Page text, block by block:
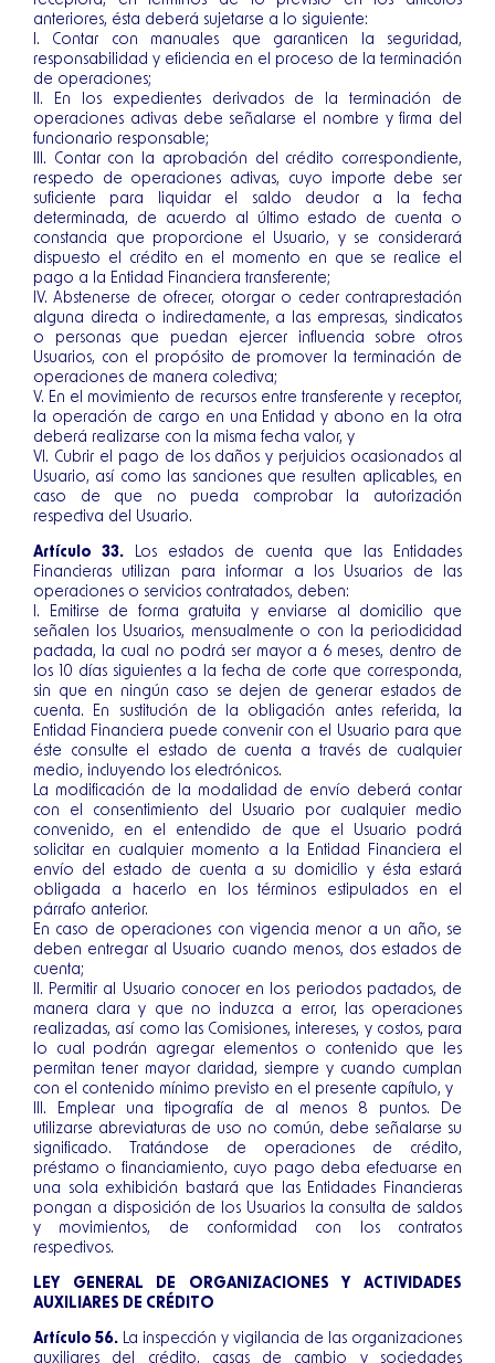
anteriores, ésta deberá sujetarse a lo siguiente:
I. Contar con manuales que garanticen la seguridad,
responsabilidad y eficiencia en el proceso de la terminación
de operaciones;
II. En los expedientes derivados de la terminación de
operaciones activas debe señalarse el nombre y firma del
funcionario responsable;
III. Contar con la aprobación del crédito correspondiente,
respecto de operaciones activas, cuyo importe debe ser
suficiente para liquidar el saldo deudor a la fecha
determinada, de acuerdo al último estado de cuenta o
constancia que proporcione el Usuario, y se considerará
dispuesto el crédito en el momento en que se realice el
pago a la Entidad Financiera transferente;
IV. Abstenerse de ofrecer, otorgar o ceder contraprestación
alguna directa o indirectamente, a las empresas, sindicatos
o personas que puedan ejercer influencia sobre otros
Usuarios, con el propósito de promover la terminación de
operaciones de manera colectiva;
V. En el movimiento de recursos entre transferente y receptor,
la operación de cargo en una Entidad y abono en la otra
deberá realizarse con la misma fecha valor, y
VI. Cubrir el pago de los daños y perjuicios ocasionados al
Usuario, así como las sanciones que resulten aplicables, en
caso de que no pueda comprobar la autorización
respectiva del Usuario.
Artículo 33. Los estados de cuenta que las Entidades
Financieras utilizan para informar a los Usuarios de las
operaciones o servicios contratados, deben:
I. Emitirse de forma gratuita y enviarse al domicilio que
señalen los Usuarios, mensualmente o con la periodicidad
pactada, la cual no podrá ser mayor a 6 meses, dentro de
los 10 días siguientes a la fecha de corte que corresponda,
sin que en ningún caso se dejen de generar estados de
cuenta. En sustitución de la obligación antes referida, la
Entidad Financiera puede convenir con el Usuario para que
éste consulte el estado de cuenta a través de cualquier
medio, incluyendo los electrónicos.
La modificación de la modalidad de envío deberá contar
con el consentimiento del Usuario por cualquier medio
convenido, en el entendido de que el Usuario podrá
solicitar en cualquier momento a la Entidad Financiera el
envío del estado de cuenta a su domicilio y ésta estará
obligada a hacerlo en los términos estipulados en el
párrafo anterior.
En caso de operaciones con vigencia menor a un año, se
deben entregar al Usuario cuando menos, dos estados de
cuenta;
II. Permitir al Usuario conocer en los periodos pactados, de
manera clara y que no induzca a error, las operaciones
realizadas, así como las Comisiones, intereses, y costos, para
lo cual podrán agregar elementos o contenido que les
permitan tener mayor claridad, siempre y cuando cumplan
con el contenido mínimo previsto en el presente capítulo, y
III. Emplear una tipografía de al menos 8 puntos. De
utilizarse abreviaturas de uso no común, debe señalarse su
significado. Tratándose de operaciones de crédito,
préstamo o financiamiento, cuyo pago deba efectuarse en
una sola exhibición bastará que las Entidades Financieras
pongan a disposición de los Usuarios la consulta de saldos
y movimientos, de conformidad con los contratos
respectivos.
LEY GENERAL DE ORGANIZACIONES Y ACTIVIDADES
AUXILIARES DE CRÉDITO
Artículo 56. La inspección y vigilancia de las organizaciones
auxiliares del crédito, casas de cambio y sociedades